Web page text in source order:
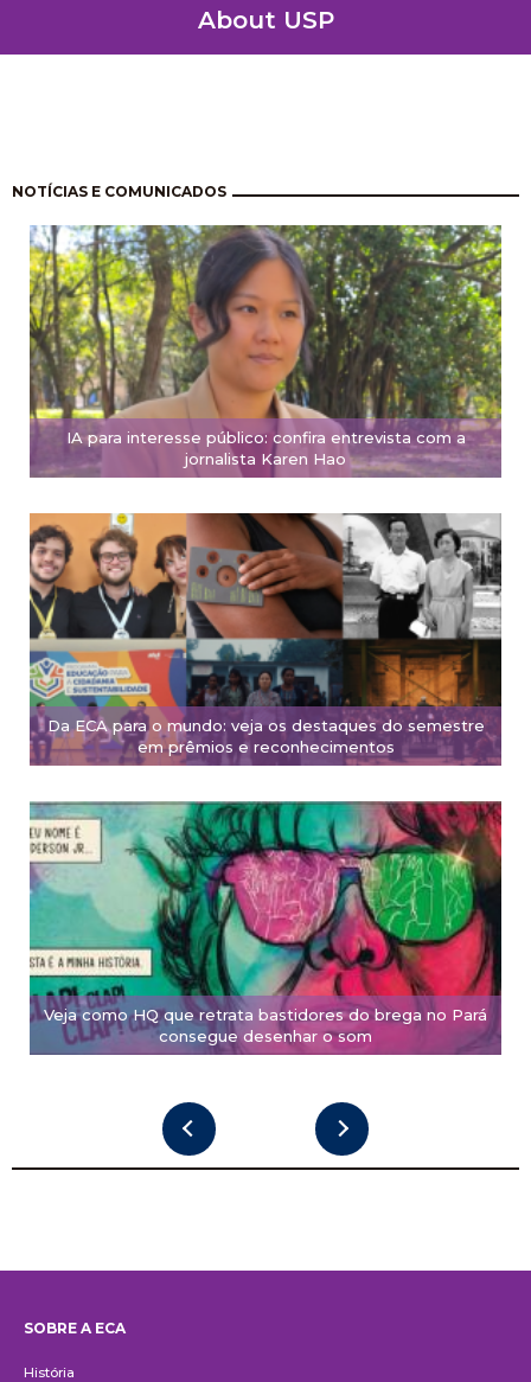
About USP
NOTÍCIAS E COMUNICADOS
IA para interesse público: confira entrevista com a
jornalista Karen Hao
Da ECA para o mundo: veja os destaques do semestre
em prêmios e reconhecimentos
Veja como HQ que retrata bastidores do brega no Pará
consegue desenhar o som
Paginación
SOBRE A ECA
História